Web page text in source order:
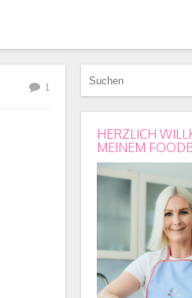
1
HERZLICH
MEINEM